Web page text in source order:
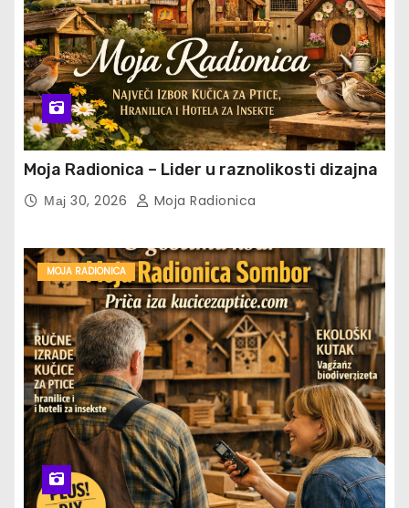
Moja Radionica – Lider u raznolikosti dizajna
Мај 30, 2026 Moja Radionica
MOJA RADIONICA